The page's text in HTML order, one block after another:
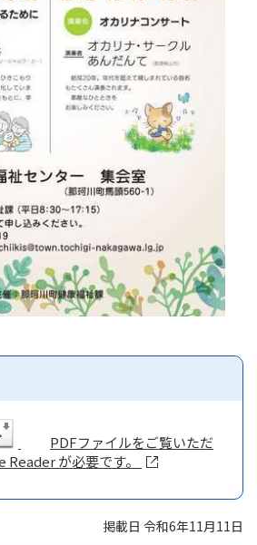
PDFファイルをご覧いただ
Reader が必要です。
掲載日 令和6年11月11日